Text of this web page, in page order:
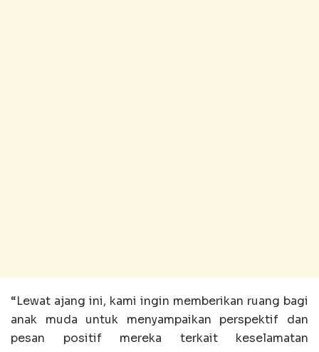
“Lewat ajang ini, kami ingin memberikan ruang bagi
anak muda untuk menyampaikan perspektif dan
pesan positif mereka terkait keselamatan